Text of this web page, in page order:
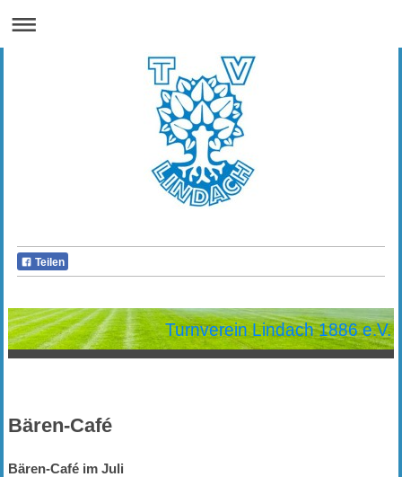
Teilen
Turnverein Lindach 1886 e.V.
Bären-Café
Bären-Café im Juli